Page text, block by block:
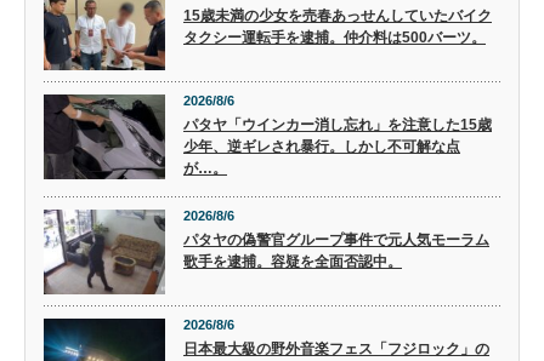
15歳未満の少女を売春あっせんしていたバイク
タクシー運転手を逮捕。仲介料は500バーツ。
2026/8/6
パタヤ「ウインカー消し忘れ」を注意した15歳
少年、逆ギレされ暴行。しかし不可解な点
が…。
2026/8/6
パタヤの偽警官グループ事件で元人気モーラム
歌手を逮捕。容疑を全面否認中。
2026/8/6
日本最大級の野外音楽フェス「フジロック」の